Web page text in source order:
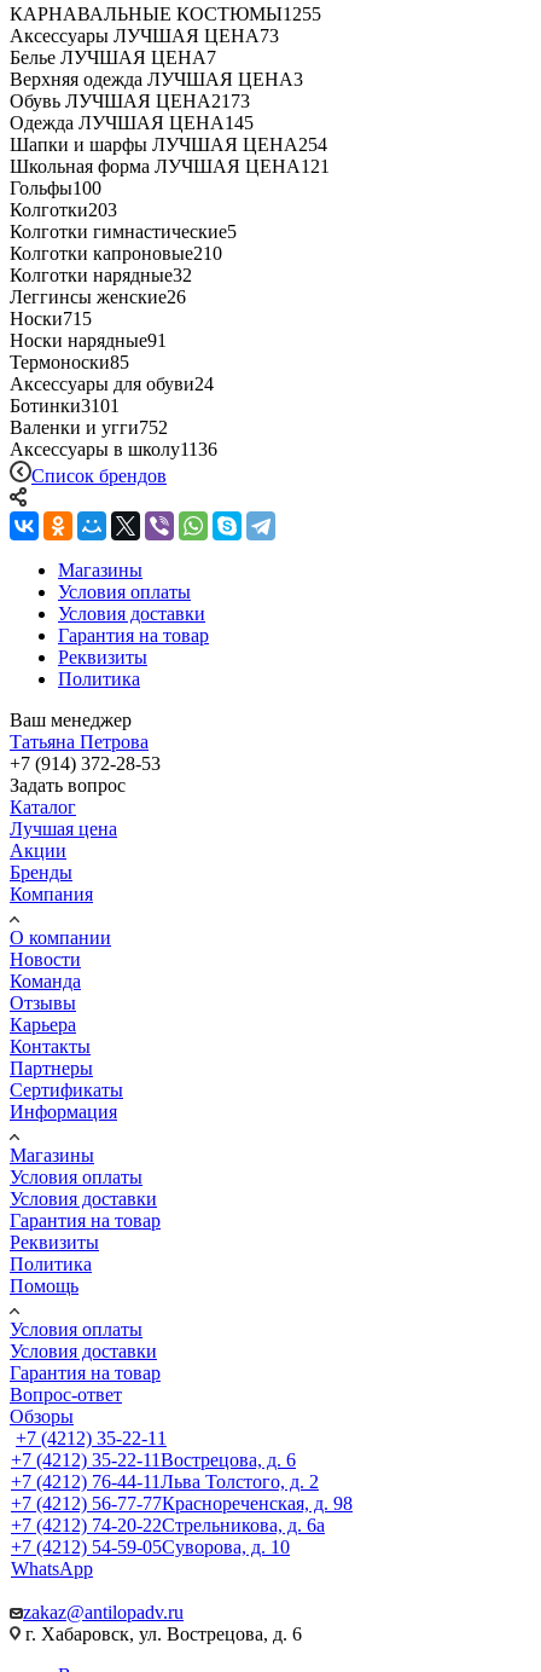
КАРНАВАЛЬНЫЕ КОСТЮМЫ1255
Аксессуары ЛУЧШАЯ ЦЕНА73
Белье ЛУЧШАЯ ЦЕНА7
Верхняя одежда ЛУЧШАЯ ЦЕНА3
Обувь ЛУЧШАЯ ЦЕНА2173
Одежда ЛУЧШАЯ ЦЕНА145
Шапки и шарфы ЛУЧШАЯ ЦЕНА254
Школьная форма ЛУЧШАЯ ЦЕНА121
Гольфы100
Колготки203
Колготки гимнастические5
Колготки капроновые210
Колготки нарядные32
Леггинсы женские26
Носки715
Носки нарядные91
Термоноски85
Аксессуары для обуви24
Ботинки3101
Валенки и угги752
Аксессуары в школу1136
Список брендов
Магазины
Условия оплаты
Условия доставки
Гарантия на товар
Реквизиты
Политика
Ваш менеджер
Татьяна Петрова
+7 (914) 372-28-53
Задать вопрос
Каталог
Лучшая цена
Акции
Бренды
Компания
О компании
Новости
Команда
Отзывы
Карьера
Контакты
Партнеры
Сертификаты
Информация
Магазины
Условия оплаты
Условия доставки
Гарантия на товар
Реквизиты
Политика
Помощь
Условия оплаты
Условия доставки
Гарантия на товар
Вопрос-ответ
Обзоры
+7 (4212) 35-22-11
+7 (4212) 35-22-11Вострецова, д. 6
+7 (4212) 76-44-11Льва Толстого, д. 2
+7 (4212) 56-77-77Краснореченская, д. 98
+7 (4212) 74-20-22Стрельникова, д. 6а
+7 (4212) 54-59-05Суворова, д. 10
WhatsApp
zakaz@antilopadv.ru
г. Хабаровск, ул. Вострецова, д. 6